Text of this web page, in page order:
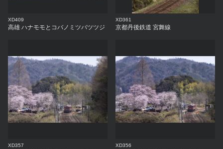
XD409
高雄 ハナモモとコバノミツバツツジ
XD361
京都丹後鉄道 宮舞線
XD357 XD356